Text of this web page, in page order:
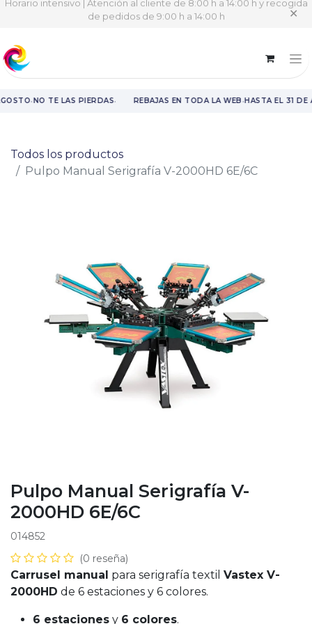
Horario intensivo | Atención al cliente de 8:00 h a 14:00 h y recogida
de pedidos de 9:00 h a 14:00 h
✕
·NO TE LAS PIERDAS· REBAJAS EN TODA LA WEB·HASTA EL 31 DE
Todos los productos
Pulpo Manual Serigrafía V-2000HD 6E/6C
Pulpo Manual Serigrafía V-
2000HD 6E/6C
014852
(0 reseña)
Carrusel manual para serigrafía textil Vastex V-
2000HD de 6 estaciones y 6 colores.
6 estaciones y 6 colores.